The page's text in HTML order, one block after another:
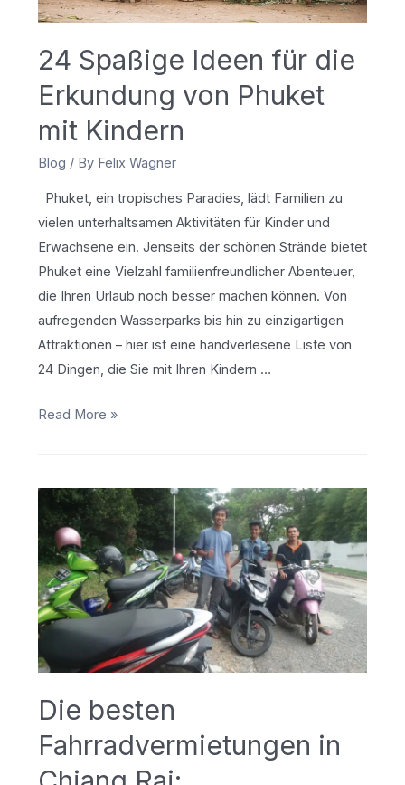
24 Spaßige Ideen für die
Erkundung von Phuket
mit Kindern
Blog / By Felix Wagner
Phuket, ein tropisches Paradies, lädt Familien zu
vielen unterhaltsamen Aktivitäten für Kinder und
Erwachsene ein. Jenseits der schönen Strände bietet
Phuket eine Vielzahl familienfreundlicher Abenteuer,
die Ihren Urlaub noch besser machen können. Von
aufregenden Wasserparks bis hin zu einzigartigen
Attraktionen – hier ist eine handverlesene Liste von
24 Dingen, die Sie mit Ihren Kindern …
24
für
die
Erkundung
von
Phuket
mit
Kindern
Read More »
Die besten
Fahrradvermietungen in